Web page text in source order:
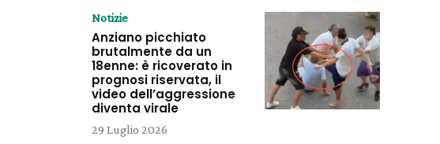
Notizie
Anziano picchiato
brutalmente da un
18enne: è ricoverato in
prognosi riservata, il
video dell’aggressione
diventa virale
29 Luglio 2026